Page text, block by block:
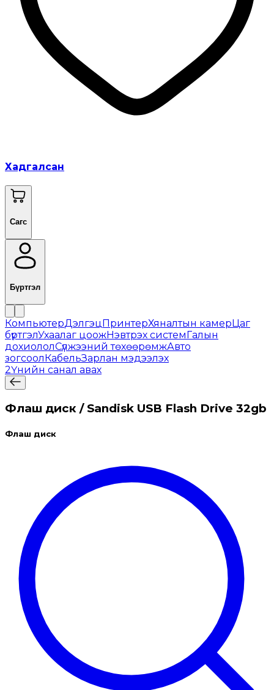
Хадгалсан
Сагс
Бүртгэл
КомпьютерДэлгэцПринтерХяналтын камерЦаг
бүртгэлУхаалаг цоожНэвтрэх системГалын
дохиололСүлжээний төхөөрөмжАвто
зогсоолКабельЗарлан мэдээлэх
2Үнийн санал авах
Флаш диск / Sandisk USB Flash Drive 32gb
Флаш диск